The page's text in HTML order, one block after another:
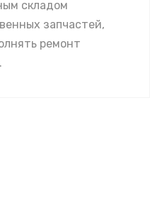
складом
запчастей,
ремонт